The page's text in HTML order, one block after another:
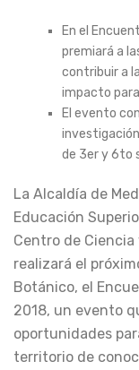
En el
premiará a
contribuir a
impacto
El evento
de 3er y 6to
La Alcaldía de
Educación
Centro de Ciencia
realizará el
Botánico, el
2018, un evento
oportunidades
territorio de